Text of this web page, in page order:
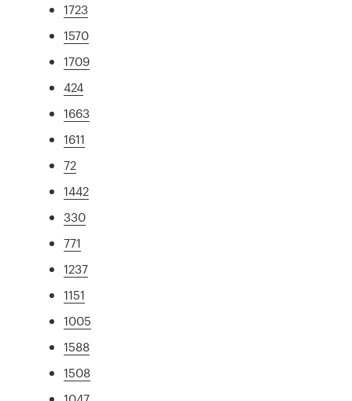
1723
1570
1709
424
1663
1611
72
1442
330
771
1237
1151
1005
1588
1508